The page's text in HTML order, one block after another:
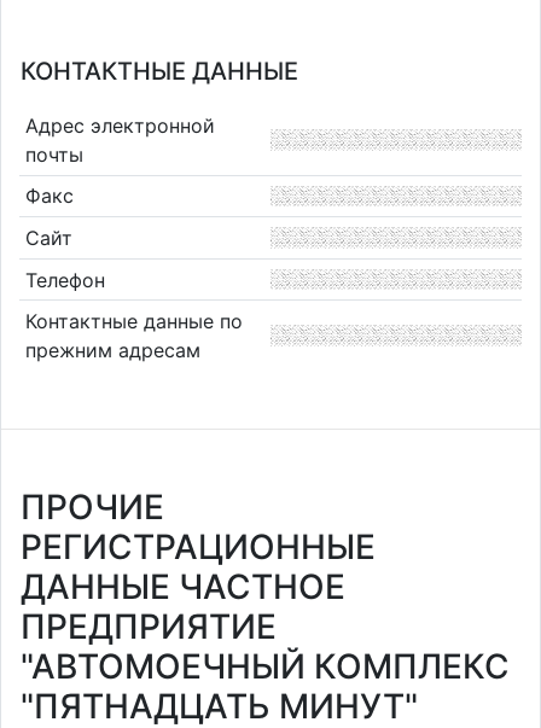
КОНТАКТНЫЕ ДАННЫЕ
Адрес электронной
почты
Факс
Сайт
Телефон
Контактные данные по
прежним адресам
ПРОЧИЕ
РЕГИСТРАЦИОННЫЕ
ДАННЫЕ ЧАСТНОЕ
ПРЕДПРИЯТИЕ
"АВТОМОЕЧНЫЙ КОМПЛЕКС
"ПЯТНАДЦАТЬ МИНУТ"